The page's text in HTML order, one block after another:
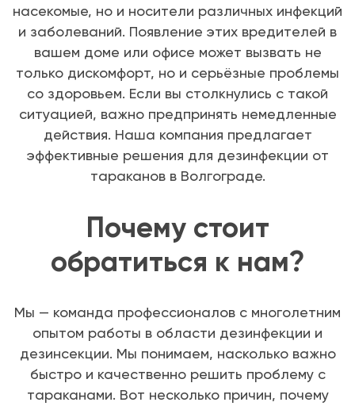
насекомые, но и носители различных инфекций
и заболеваний. Появление этих вредителей в
вашем доме или офисе может вызвать не
только дискомфорт, но и серьёзные проблемы
со здоровьем. Если вы столкнулись с такой
ситуацией, важно предпринять немедленные
действия. Наша компания предлагает
эффективные решения для дезинфекции от
тараканов в Волгограде.
Почему стоит
обратиться к нам?
Мы — команда профессионалов с многолетним
опытом работы в области дезинфекции и
дезинсекции. Мы понимаем, насколько важно
быстро и качественно решить проблему с
тараканами. Вот несколько причин, почему